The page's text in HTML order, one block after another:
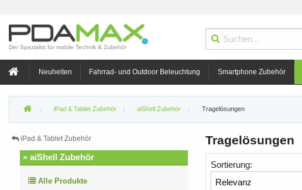
Der Spezialist für mobile Technik & Zubehör
Neuheiten Fahrrad- und Outdoor Beleuchtung Smartphone Zubehör
iPad & Tablet Zubehör aiShell Zubehör Tragelösungen
Tragelösungen
Sortierung:
iPad & Tablet Zubehör
» aiShell Zubehör
Alle Produkte